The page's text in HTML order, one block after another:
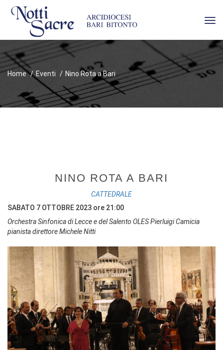
Home Eventi Nino Rota a Bari
NINO ROTA A BARI
CATTEDRALE
SABATO 7 OTTOBRE 2023 ore 21:00
Orchestra Sinfonica di Lecce e del Salento OLES Pierluigi Camicia
pianista direttore Michele Nitti